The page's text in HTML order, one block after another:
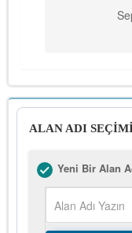
ALAN ADI
Yeni Bir Alan